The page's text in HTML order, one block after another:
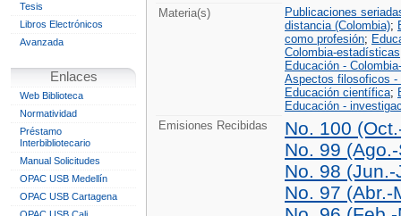
Tesis
Libros Electrónicos
Avanzada
Enlaces
Web Biblioteca
Normatividad
Préstamo
Interbibliotecario
Manual Solicitudes
OPAC USB Medellín
OPAC USB Cartagena
Materia(s)
Publicaciones
distancia (Colombia);
como profesión;
Colombia-estadísticas
Educación -
Aspectos filosoficos -
Educación científica;
Educación -
Emisiones Recibidas
No. 100
No. 99
No. 98
No. 97 (Abr.-